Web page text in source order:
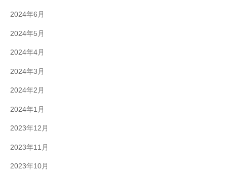
2024年6月
2024年5月
2024年4月
2024年3月
2024年2月
2024年1月
2023年12月
2023年11月
2023年10月